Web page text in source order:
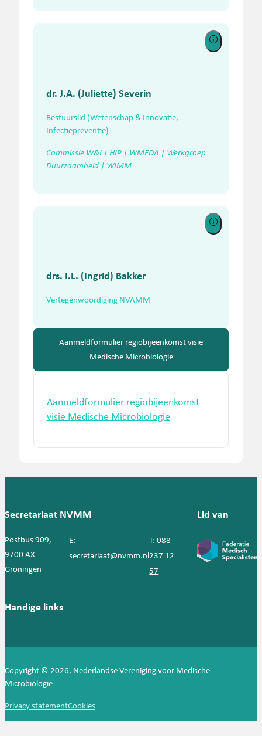
dr. J.A. (Juliette) Severin
Bestuurslid (Wetenschap & Innovatie,
Infectiepreventie)
Commissie W&I | HIP | WMEDA | Werkgroep
Duurzaamheid | WIMM
drs. I.L. (Ingrid) Bakker
Vertegenwoordiging NVAMM
Aanmeldformulier regiobijeenkomst visie
Medische Microbiologie
Aanmeldformulier regiobijeenkomst
visie Medische Microbiologie
Secretariaat NVMM
Postbus 909,
9700 AX
Groningen
E:
secretariaat@nvmm.nl
T: 088 -
237 12
57
Lid van
Handige links
Copyright © 2026, Nederlandse Vereniging voor Medische
Microbiologie
Privacy statementCookies